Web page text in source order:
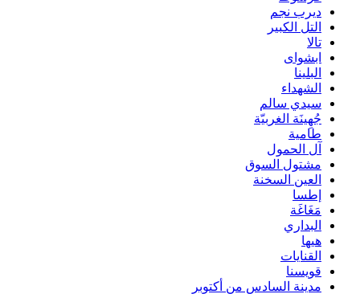
ديرب نجم
التل الكبير
تالا
ابشواى
البلينا
الشهداء
سيدي سالم
جُهِينَة الغربيّة
طامية
آل الحمول
مشتول السوق
العين السخنة
إطسا
مَغَاغَة
البداري
هيها
القنايات
قويسنا
مدينة السادس من أكتوبر